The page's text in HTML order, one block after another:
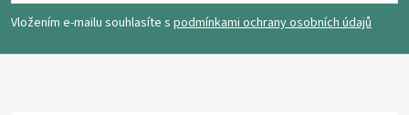
pVložením e-mailu souhlasíte s podmínkami ochrany osobních údajů